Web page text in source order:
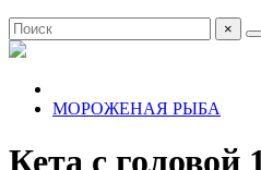
×
МОРОЖЕНАЯ РЫБА
Кета с головой